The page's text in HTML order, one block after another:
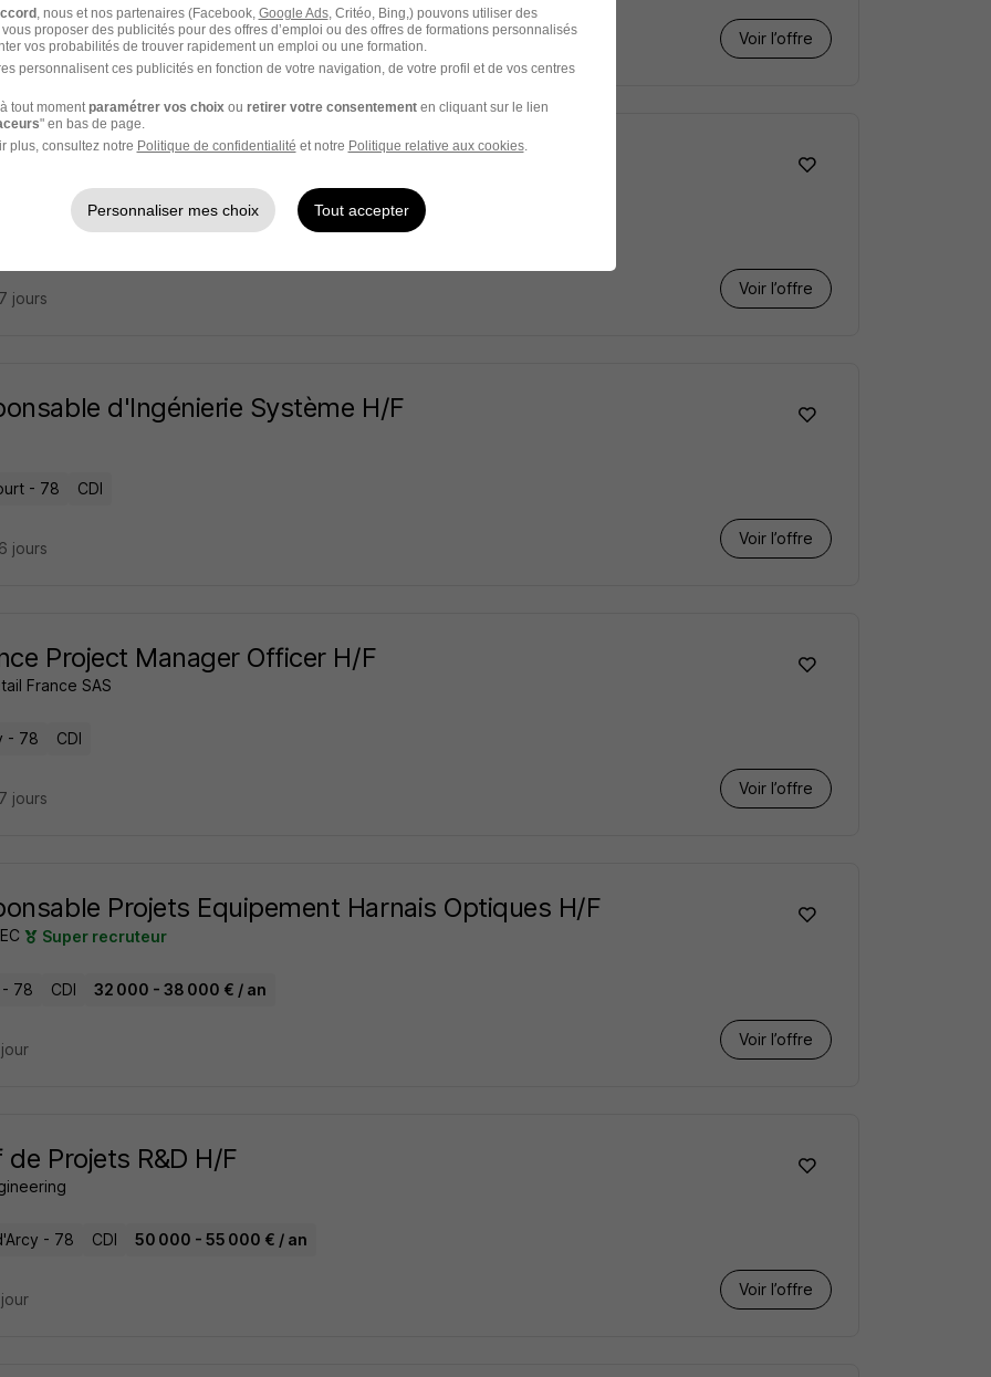
Voir l’offre
jours
Manager H/F
CDI
Voir l’offre
jours
d'Ingénierie Système H/F
- 78 CDI
Voir l’offre
jours
Project Manager Officer H/F
France SAS
- 78 CDI
Voir l’offre
jours
Projets Equipement Harnais Optiques H/F
Super recruteur
- 78 CDI 32 000 - 38 000 € / an
Voir l’offre
de Projets R&D H/F
- 78 CDI 50 000 - 55 000 € / an
Voir l’offre
, nous et nos partenaires (Facebook, Google Ads, Critéo, Bing,) pouvons utiliser des
proposer des publicités pour des offres d’emploi ou des offres de formations personnalisés
vos probabilités de trouver rapidement un emploi ou une formation.
personnalisent ces publicités en fonction de votre navigation, de votre profil et de vos centres
tout moment paramétrer vos choix ou retirer votre consentementen cliquant sur le lien
" en bas de page.
plus, consultez notre Politique de confidentialité et notre Politique relative aux cookies.
Personnaliser mes choix Tout accepter